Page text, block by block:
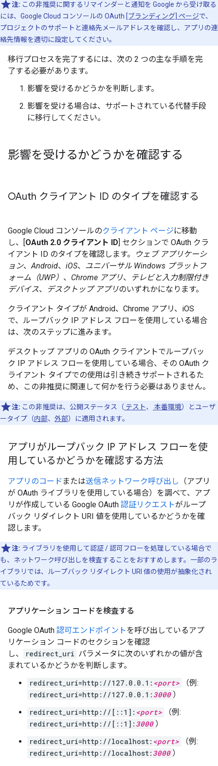
注: この非推奨に関するリマインダーと通知を Google から受け取る
には、Google Cloud コンソールの OAuth [ブランディング] ページで、
プロジェクトのサポートと連絡先メールアドレスを確認し、アプリの連
絡先情報を適切に設定してください。
移行プロセスを完了するには、次の 2 つの主な手順を完
了する必要があります。
影響を受けるかどうかを判断します。
影響を受ける場合は、サポートされている代替手段
に移行してください。
影響を受けるかどうかを確認する
OAuth クライアント ID のタイプを確認する
Google Cloud コンソールのクライアント ページに移動
し、[OAuth 2.0 クライアント ID] セクションで OAuth クラ
イアント ID のタイプを確認します。
ウェブ アプリケーシ
ョン、Android、 iOS、 ユニバーサル Windows プラットフ
ォーム（UWP） 、 Chrome アプリ、
テレビと入力制限付き
デバイス、 デスクトップ アプリのいずれかになります。
クライアント タイプが Android、Chrome アプリ、iOS
で、ループバック IP アドレス フローを使用している場合
は、次のステップに進みます。
デスクトップ アプリの OAuth クライアントでループバッ
ク IP アドレス フローを使用している場合、その OAuth ク
ライアント タイプでの使用は引き続きサポートされるた
め、この非推奨に関連して何かを行う必要はありません。
注: この非推奨は、公開ステータス（ テスト、 本番環境）とユーザ
ータイプ（内部、 外部）に適用されます。
アプリがループバック IP アドレス フローを使
用しているかどうかを確認する方法
アプリのコード または送信ネットワーク呼び出し
（アプリ
が OAuth ライブラリを使用している場合）を調べて、アプ
リが作成している Google OAuth 認証リクエストがループ
バック リダイレクト URI 値を使用しているかどうかを確
認します。
注: ライブラリを使用して認証 / 認可フローを処理している場合で
も、ネットワーク呼び出しを検査することをおすすめします。一部のラ
イブラリでは、ループバック リダイレクト URI 値の使用が抽象化され
ているためです。
アプリケーション コードを検査する
Google OAuth 認可エンドポイントを呼び出しているアプ
リケーション コードのセクションを確認
し、
redirect_uri パラメータに次のいずれかの値が含
まれているかどうかを判断します。
redirect_uri=http://127.0.0.1: <port>
（例:
redirect_uri=http://127.0.0.1: 3000 ）
redirect_uri=http://[::1]: <port>
（例:
redirect_uri=http://[::1]: 3000 ）
redirect_uri=http://localhost: <port>
（例:
redirect_uri=http://localhost: 3000 ）